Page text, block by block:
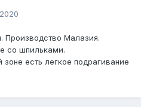
Производство Малазия.
со шпильками.
есть легкое подрагивание